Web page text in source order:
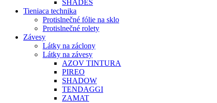
SHADES
Tieniaca technika
Protislnečné fólie na sklo
Protislnečné rolety
Závesy
Látky na záclony
Látky na závesy
AZOV TINTURA
PIREO
SHADOW
TENDAGGI
ZAMAT